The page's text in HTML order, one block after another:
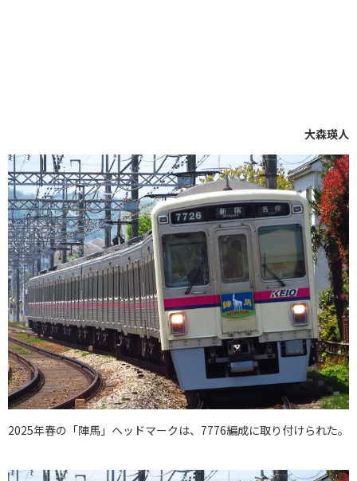
大森瑛人
2025年春の「陣馬」ヘッドマークは、7776編成に取り付けられた。